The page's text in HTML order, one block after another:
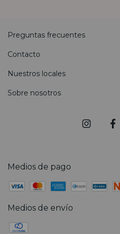
Preguntas frecuentes
Contacto
Nuestros locales
Sobre nosotros
Medios de pago
Medios de envío